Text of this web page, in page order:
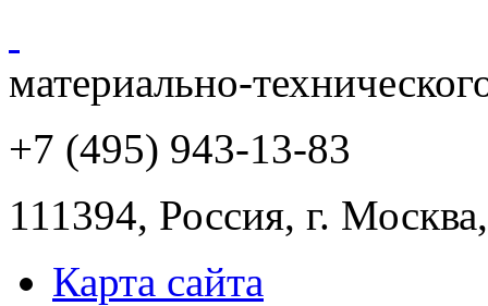
материально-
+7 (495) 943-13-83
111394, Россия, г. Москва
Карта сайта